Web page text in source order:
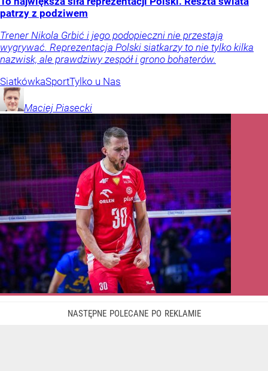
patrzy z podziwem
Trener Nikola Grbić i jego podopieczni nie przestają
wygrywać. Reprezentacja Polski siatkarzy to nie tylko kilka
nazwisk, ale prawdziwy zespół i grono bohaterów.
SiatkówkaSportTylko u Nas
Maciej Piasecki